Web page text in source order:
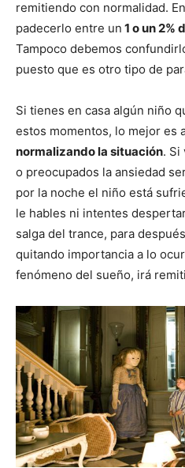
remitiendo con normalidad.
padecerlo entre un 1 o un 2%
Tampoco debemos
puesto que es otro tipo de
Si tienes en casa algún niño
estos momentos, lo mejor es
normalizando la situación. Si
o preocupados la ansiedad
por la noche el niño está
le hables ni intentes
salga del trance, para
quitando importancia a lo
fenómeno del sueño, irá